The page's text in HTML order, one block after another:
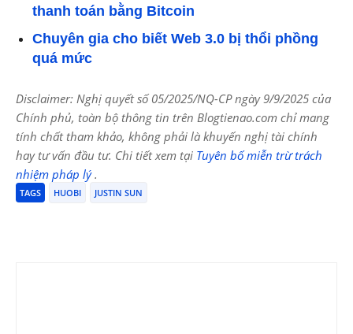
thanh toán bằng Bitcoin
Chuyên gia cho biết Web 3.0 bị thổi phồng
quá mức
Disclaimer: Nghị quyết số 05/2025/NQ-CP ngày 9/9/2025 của
Chính phủ, toàn bộ thông tin trên Blogtienao.com chỉ mang
tính chất tham khảo, không phải là khuyến nghị tài chính
hay tư vấn đầu tư. Chi tiết xem tại Tuyên bố miễn trừ trách
nhiệm pháp lý.
TAGS HUOBI JUSTIN SUN